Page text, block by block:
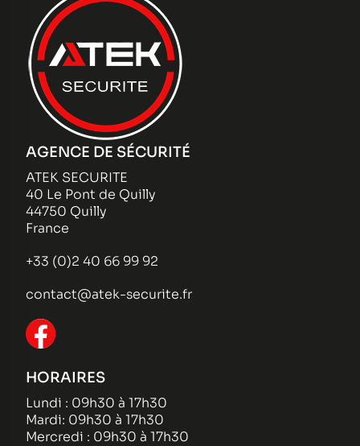
AGENCE DE SÉCURITÉ
ATEK SECURITE
40 Le Pont de Quilly
44750 Quilly
France
+33 (0)2 40 66 99 92
contact@atek-securite.fr
HORAIRES
Lundi : 09h30 à 17h30
Mardi: 09h30 à 17h30
Mercredi : 09h30 à 17h30